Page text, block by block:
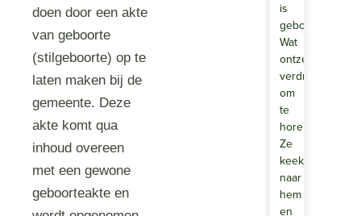
doen door een akte
van geboorte
(stilgeboorte) op te
laten maken bij de
gemeente. Deze
akte komt qua
inhoud overeen
met een gewone
geboorteakte en
is
geboren.
Wat
ontzettend
verdrietig
om
te
horen.”
Ze
keek
naar
hem
en